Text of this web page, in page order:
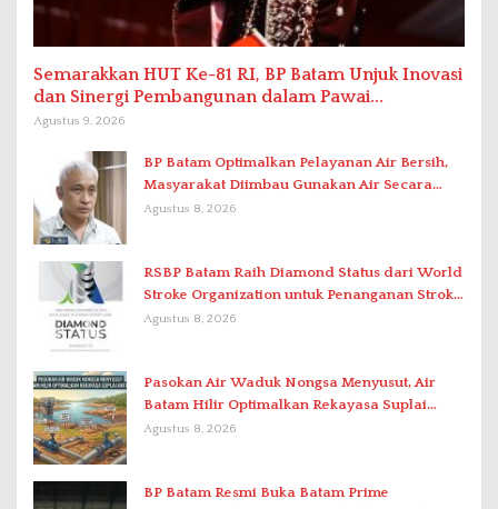
Semarakkan HUT Ke-81 RI, BP Batam Unjuk Inovasi
dan Sinergi Pembangunan dalam Pawai
Pembangunan
Agustus 9, 2026
BP Batam Optimalkan Pelayanan Air Bersih,
Masyarakat Diimbau Gunakan Air Secara
Bijak
Agustus 8, 2026
RSBP Batam Raih Diamond Status dari World
Stroke Organization untuk Penanganan Stroke
Berstandar Internasional
Agustus 8, 2026
Pasokan Air Waduk Nongsa Menyusut, Air
Batam Hilir Optimalkan Rekayasa Suplai
Antar-IPAM
Agustus 8, 2026
BP Batam Resmi Buka Batam Prime